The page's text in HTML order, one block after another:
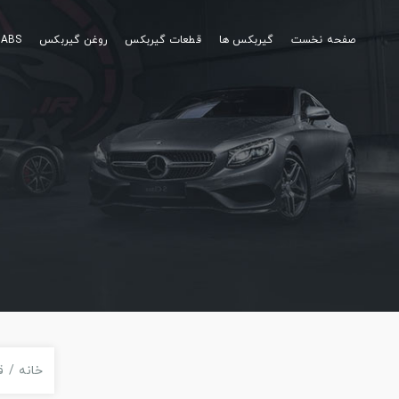
صفحه نخست گیربکس ها قطعات گیربکس روغن گیربکس ABS
خانه